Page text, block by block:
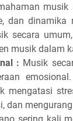
musik
dan dinamika
secara
musik dalam
: Musik
mengatasi
dan
sering kali